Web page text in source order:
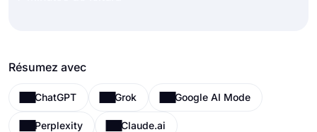
Résumez avec
ChatGPT Grok Google AI Mode
Perplexity Claude.ai